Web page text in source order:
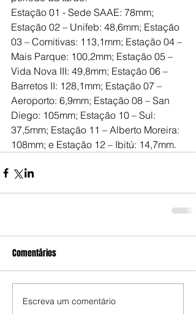
Estação 01 - Sede SAAE: 78mm;
Estação 02 – Unifeb: 48,6mm; Estação
03 – Comitivas: 113,1mm; Estação 04 –
Mais Parque: 100,2mm; Estação 05 –
Vida Nova III: 49,8mm; Estação 06 –
Barretos II: 128,1mm; Estação 07 –
Aeroporto: 6,9mm; Estação 08 – San
Diego: 105mm; Estação 10 – Sul:
37,5mm; Estação 11 – Alberto Moreira:
108mm; e Estação 12 – Ibitú: 14,7mm.
Comentários
Escreva um comentário